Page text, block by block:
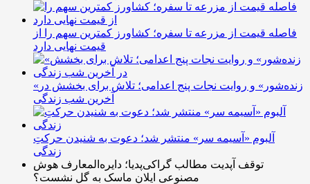
فاصله قیمت از مزرعه تا سفره؛ کشاورز کمترین سهم را از
قیمت نهایی دارد
«زنده‌شور» و روایت نجات پنج اعدامی؛ تلاش برای بخشش در
آخرین شب زندگی
آلبوم «آسیمه سر» منتشر شد؛ دعوت به شنیدن حرکتِ
زندگی
توقف آپدیت مطالب گراکی‌پدیا؛ دایره‌المعارف هوش
مصنوعی ایلان ماسک به گل نشست؟